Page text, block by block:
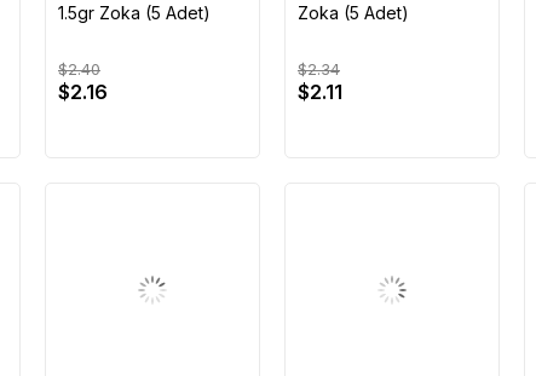
1.5gr Zoka (5 Adet)
$2.16
$2.40
Zoka (5 Adet)
$2.11
$2.34